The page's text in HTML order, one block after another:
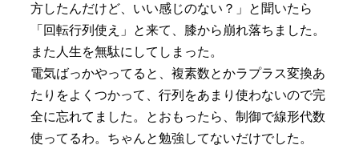
方したんだけど、いい感じのない？」と聞いたら
「回転行列使え」と来て、膝から崩れ落ちました。
また人生を無駄にしてしまった。
電気ばっかやってると、複素数とかラプラス変換あ
たりをよくつかって、行列をあまり使わないので完
全に忘れてました。とおもったら、制御で線形代数
使ってるわ。ちゃんと勉強してないだけでした。